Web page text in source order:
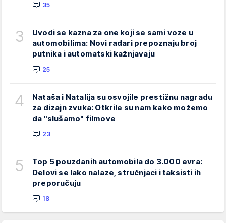
35
3
Uvodi se kazna za one koji se sami voze u
automobilima: Novi radari prepoznaju broj
putnika i automatski kažnjavaju
25
4
Nataša i Natalija su osvojile prestižnu nagradu
za dizajn zvuka: Otkrile su nam kako možemo
da "slušamo" filmove
23
5
Top 5 pouzdanih automobila do 3.000 evra:
Delovi se lako nalaze, stručnjaci i taksisti ih
preporučuju
18